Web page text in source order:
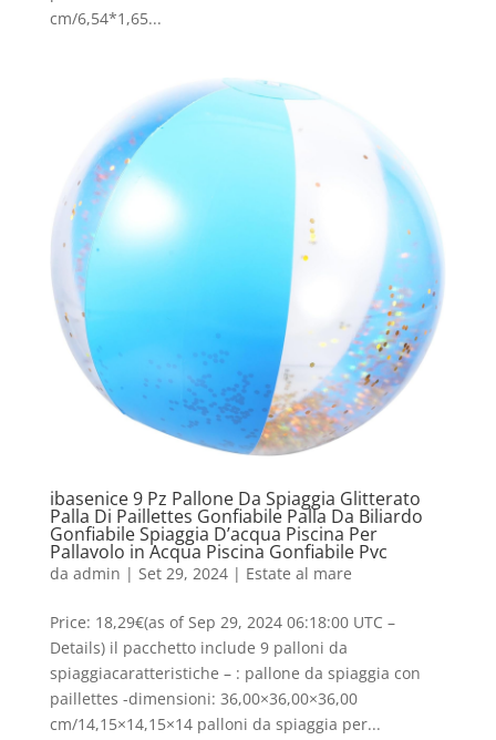
cm/6,54*1,65...
ibasenice 9 Pz Pallone Da Spiaggia Glitterato
Palla Di Paillettes Gonfiabile Palla Da Biliardo
Gonfiabile Spiaggia D’acqua Piscina Per
Pallavolo in Acqua Piscina Gonfiabile Pvc
da admin | Set 29, 2024| Estate al mare
Price: 18,29€(as of Sep 29, 2024 06:18:00 UTC –
Details) il pacchetto include 9 palloni da
spiaggiacaratteristiche – : pallone da spiaggia con
paillettes -dimensioni: 36,00×36,00×36,00
cm/14,15×14,15×14 palloni da spiaggia per...